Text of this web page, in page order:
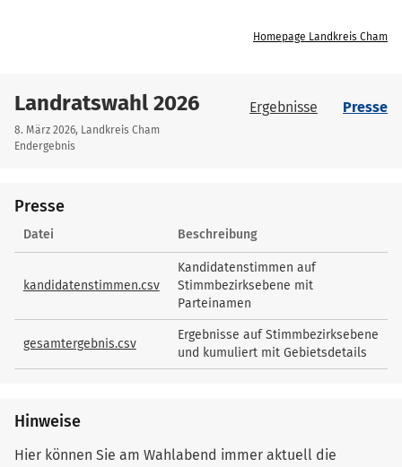
Homepage Landkreis Cham
Landratswahl 2026
8. März 2026, Landkreis Cham
Endergebnis
Ergebnisse Presse
Presse
Presse
Datei Beschreibung
kandidatenstimmen.csv
Kandidatenstimmen auf
Stimmbezirksebene mit
Parteinamen
gesamtergebnis.csv
Ergebnisse auf Stimmbezirksebene
und kumuliert mit Gebietsdetails
Hinweise
Hier können Sie am Wahlabend immer aktuell die